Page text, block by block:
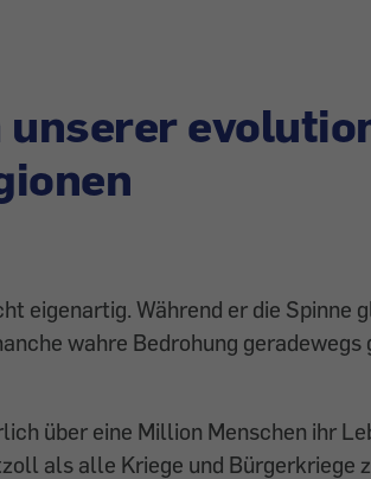
­eigenartig. Während er die Spinne
wahre Bedrohung geradewegs
über eine Million Menschen ihr
als alle Kriege und Bürgerkriege